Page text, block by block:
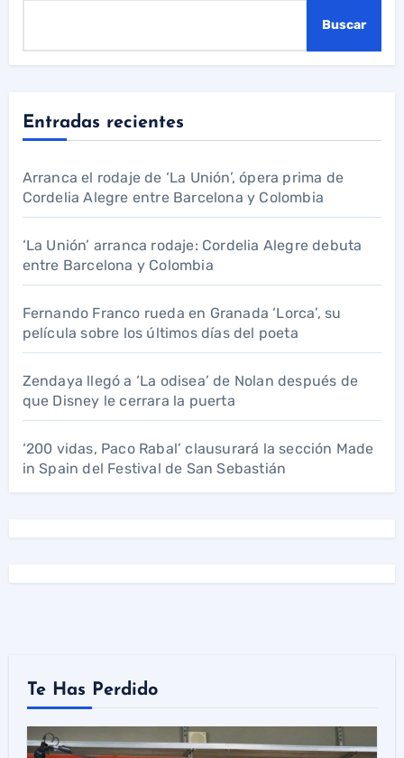
Buscar
Entradas recientes
Arranca el rodaje de ‘La Unión’, ópera prima de
Cordelia Alegre entre Barcelona y Colombia
‘La Unión’ arranca rodaje: Cordelia Alegre debuta
entre Barcelona y Colombia
Fernando Franco rueda en Granada ‘Lorca’, su
película sobre los últimos días del poeta
Zendaya llegó a ‘La odisea’ de Nolan después de
que Disney le cerrara la puerta
‘200 vidas, Paco Rabal’ clausurará la sección Made
in Spain del Festival de San Sebastián
Te Has Perdido